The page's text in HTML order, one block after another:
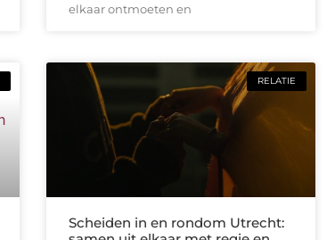
elkaar ontmoeten en
RELATIE
Scheiden in en rondom Utrecht: